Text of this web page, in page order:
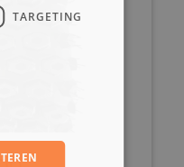
TARGETING